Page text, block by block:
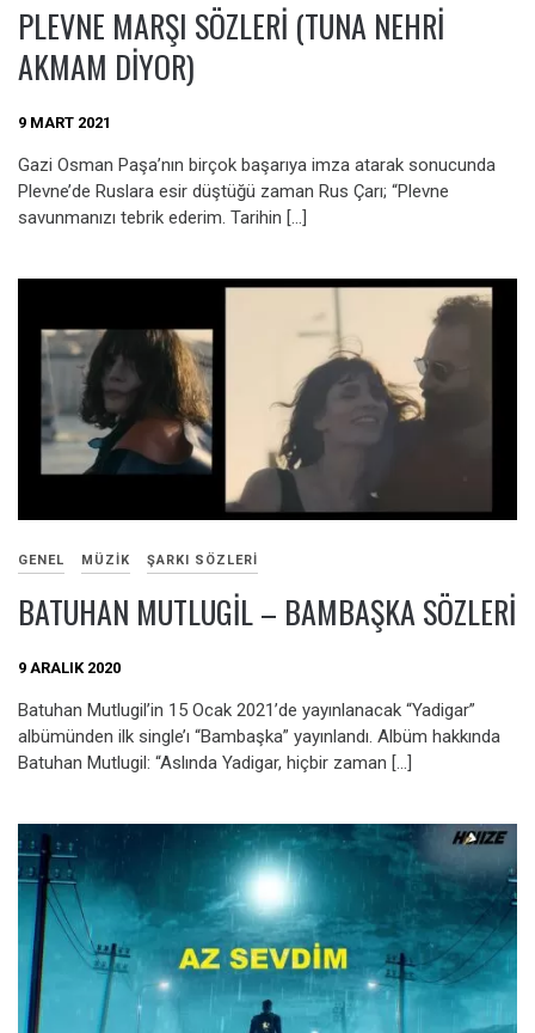
PLEVNE MARŞI SÖZLERI (TUNA NEHRI
AKMAM DIYOR)
9 MART 2021
Gazi Osman Paşa’nın birçok başarıya imza atarak sonucunda
Plevne’de Ruslara esir düştüğü zaman Rus Çarı; “Plevne
savunmanızı tebrik ederim. Tarihin […]
GENEL MÜZIK ŞARKI SÖZLERI
BATUHAN MUTLUGIL – BAMBAŞKA SÖZLERI
9 ARALIK 2020
Batuhan Mutlugil’in 15 Ocak 2021’de yayınlanacak “Yadigar”
albümünden ilk single’ı “Bambaşka” yayınlandı. Albüm hakkında
Batuhan Mutlugil: “Aslında Yadigar, hiçbir zaman […]